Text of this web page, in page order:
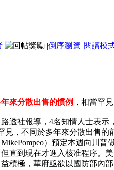
|倒序瀏覽 |閱讀模
來分散出售的慣例 ，相當罕
透社報導，4名知情人士表
，不同於多年來分散出售的
）預定本週向川普
直到現在才進入核准程序。美
積極，華府亟欲以國防部內